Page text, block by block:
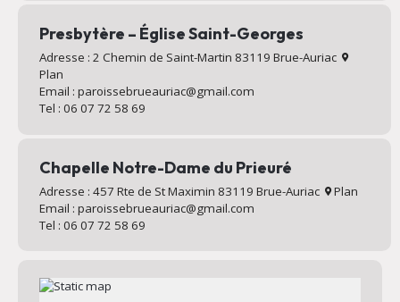
Presbytère – Église Saint-Georges
Adresse : 2 Chemin de Saint-Martin 83119 Brue-Auriac
Plan
Email : paroissebrueauriac@gmail.com
Tel : 06 07 72 58 69
Chapelle Notre-Dame du Prieuré
Adresse : 457 Rte de St Maximin 83119 Brue-Auriac
Plan
Email : paroissebrueauriac@gmail.com
Tel : 06 07 72 58 69